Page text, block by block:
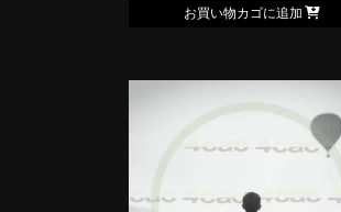
お買い物カゴに追加